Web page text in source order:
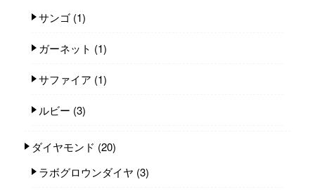
サンゴ (1)
ガーネット (1)
サファイア (1)
ルビー (3)
ダイヤモンド (20)
ラボグロウンダイヤ (3)